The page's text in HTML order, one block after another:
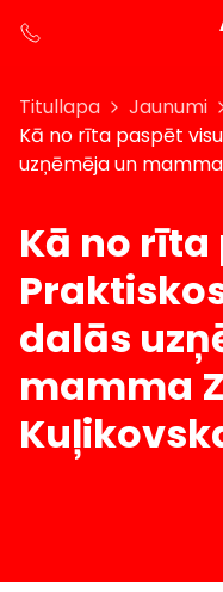
Titullapa
Jaunumi
Kā no rīta paspēt
uzņēmēja un
Kā no
dalās
mamma